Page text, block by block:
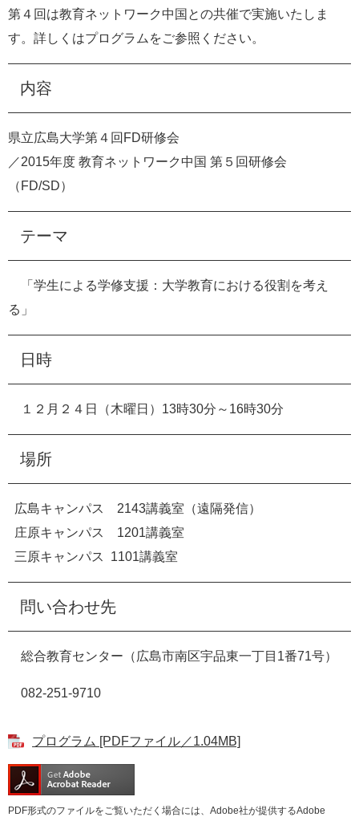
ム
索
第４回は教育ネットワーク中国との共催で実施いたしま
す。詳しくはプログラムをご参照ください。
内容
県立広島大学第４回FD研修会
／2015年度 教育ネットワーク中国 第５回研修会
（FD/SD）
テーマ
「学生による学修支援：大学教育における役割を考え
る」
日時
１２月２４日（木曜日）13時30分～16時30分
場所
広島キャンパス 2143講義室（遠隔発信）
庄原キャンパス 1201講義室
三原キャンパス 1101講義室
問い合わせ先
総合教育センター（広島市南区宇品東一丁目1番71号）
082-251-9710
プログラム [PDFファイル／1.04MB]
PDF形式のファイルをご覧いただく場合には、Adobe社が提供するAdobe